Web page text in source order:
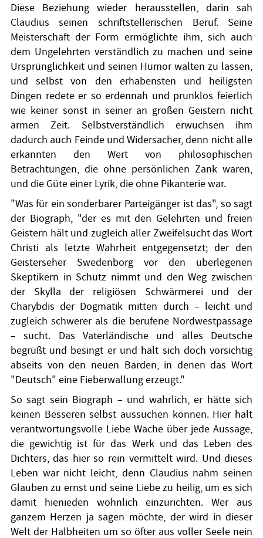
Diese Beziehung wieder herausstellen, darin sah
Claudius seinen schriftstellerischen Beruf. Seine
Meisterschaft der Form ermöglichte ihm, sich auch
dem Ungelehrten verständlich zu machen und seine
Ursprünglichkeit und seinen Humor walten zu lassen,
und selbst von den erhabensten und heiligsten
Dingen redete er so erdennah und prunklos feierlich
wie keiner sonst in seiner an großen Geistern nicht
armen Zeit. Selbstverständlich erwuchsen ihm
dadurch auch Feinde und Widersacher, denn nicht alle
erkannten den Wert von philosophischen
Betrachtungen, die ohne persönlichen Zank waren,
und die Güte einer Lyrik, die ohne Pikanterie war.
"Was für ein sonderbarer Parteigänger ist das", so sagt
der Biograph, "der es mit den Gelehrten und freien
Geistern hält und zugleich aller Zweifelsucht das Wort
Christi als letzte Wahrheit entgegensetzt; der den
Geisterseher Swedenborg vor den überlegenen
Skeptikern in Schutz nimmt und den Weg zwischen
der Skylla der religiösen Schwärmerei und der
Charybdis der Dogmatik mitten durch – leicht und
zugleich schwerer als die berufene Nordwestpassage
– sucht. Das Vaterländische und alles Deutsche
begrüßt und besingt er und hält sich doch vorsichtig
abseits von den neuen Barden, in denen das Wort
"Deutsch" eine Fieberwallung erzeugt."
So sagt sein Biograph – und wahrlich, er hätte sich
keinen Besseren selbst aussuchen können. Hier hält
verantwortungsvolle Liebe Wache über jede Aussage,
die gewichtig ist für das Werk und das Leben des
Dichters, das hier so rein vermittelt wird. Und dieses
Leben war nicht leicht, denn Claudius nahm seinen
Glauben zu ernst und seine Liebe zu heilig, um es sich
damit hienieden wohnlich einzurichten. Wer aus
ganzem Herzen ja sagen möchte, der wird in dieser
Welt der Halbheiten um so öfter aus voller Seele nein